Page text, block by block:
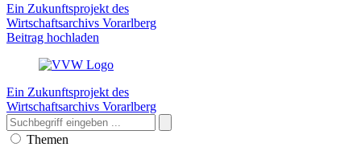
Ein Zukunftsprojekt des
Wirtschaftsarchivs Vorarlberg
Beitrag hochladen
Ein Zukunftsprojekt des
Wirtschaftsarchivs Vorarlberg
Themen